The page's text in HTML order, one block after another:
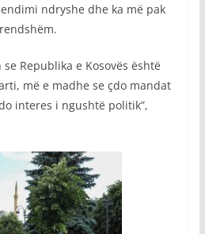
ndryshe dhe ka më pak
Republika e Kosovës është
më e madhe se çdo mandat
interes i ngushtë politik”,